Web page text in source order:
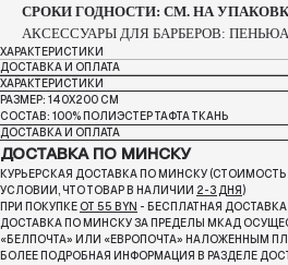
СРОКИ ГОДНОСТИ: СМ. НА
АКСЕССУАРЫ ДЛЯ БАРБЕРОВ:
ХАРАКТЕРИСТИКИ
ДОСТАВКА И ОПЛАТА
ХАРАКТЕРИСТИКИ
РАЗМЕР: 140Х200 СМ
СОСТАВ: 100% ПОЛИЭСТЕР ТАФТА ТКАНЬ
ДОСТАВКА И ОПЛАТА
ДОСТАВКА ПО МИНСКУ
КУРЬЕРСКАЯ ДОСТАВКА ПО МИНСКУ (СТОИМОСТЬ
УСЛОВИИ, ЧТО ТОВАР В НАЛИЧИИ 2-3 ДНЯ )
ПРИ ПОКУПКЕ ОТ 55 BYN - БЕСПЛАТНАЯ
ДОСТАВКА ПО МИНСКУ ЗА ПРЕДЕЛЫ МКАД
«БЕЛПОЧТА» ИЛИ «ЕВРОПОЧТА» НАЛОЖЕННЫМ
БОЛЕЕ ПОДРОБНАЯ ИНФОРМАЦИЯ В РАЗДЕЛЕ